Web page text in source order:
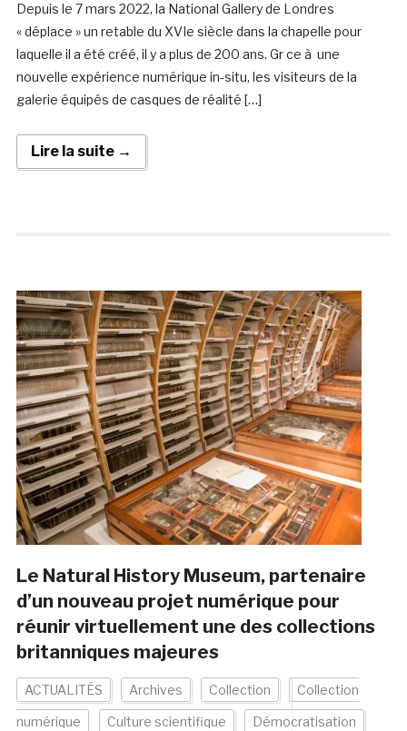
Depuis le 7 mars 2022, la National Gallery de Londres
« déplace » un retable du XVIe siècle dans la chapelle pour
laquelle il a été créé, il y a plus de 200 ans. Gr ce à une
nouvelle expérience numérique in-situ, les visiteurs de la
galerie équipés de casques de réalité […]
Lire la suite →
Le Natural History Museum, partenaire
d’un nouveau projet numérique pour
réunir virtuellement une des collections
britanniques majeures
ACTUALITÉS Archives Collection Collection
numérique Culture scientifique Démocratisation